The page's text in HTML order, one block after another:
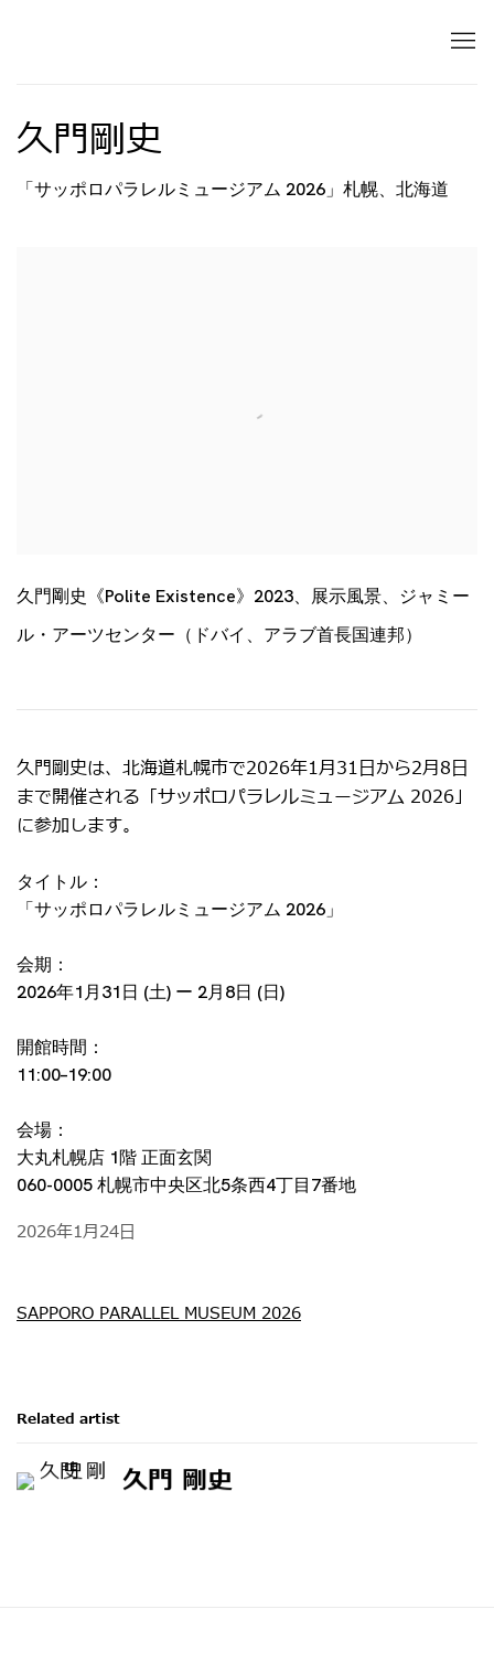
久門剛史
「サッポロパラレルミュージアム 2026」札幌、北海道
久門剛史《Polite Existence》2023、展示風景、ジャミー
ル・アーツセンター（ドバイ、アラブ首長国連邦）
久門剛史は、北海道札幌市で2026年1月31日から2月8日
まで開催される「サッポロパラレルミュージアム 2026」
に参加します。
タイトル：
「サッポロパラレルミュージアム 2026」
会期：
2026年1月31日 (土) ー 2月8日 (日)
開館時間：
11:00–19:00
会場：
大丸札幌店 1階 正面玄関
060-0005 札幌市中央区北5条西4丁目7番地
2026年1月24日
SAPPORO PARALLEL MUSEUM 2026
Related artist
久門 剛史